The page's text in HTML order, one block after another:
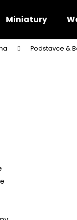
Miniatury
Podstavce &